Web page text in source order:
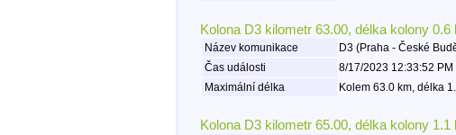
Kolona D3 kilometr 63.00, délka kolony 0.6
Název komunikace D3 (Praha - České
Čas události
8/17/2023 12:33:52
Maximální délka
Kolem 63.0 km, délka
Kolona D3 kilometr 65.00, délka kolony 1.1